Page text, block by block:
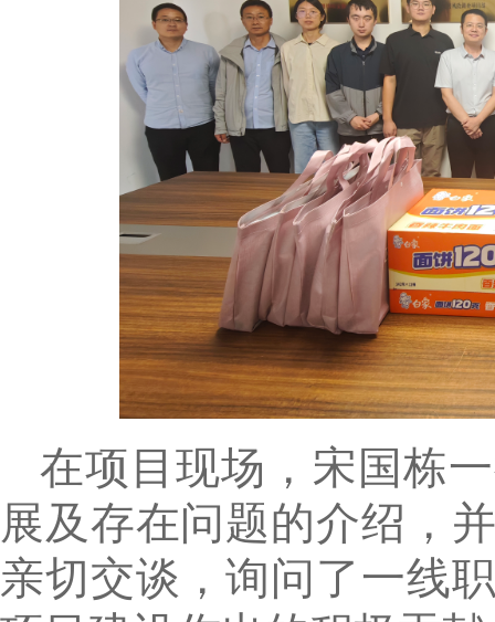
在项目现场， 宋国栋
展及存在问题的介绍，
亲切交谈，询问了一线